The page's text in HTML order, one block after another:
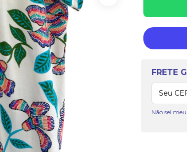
Frete
FRETE
Não sei